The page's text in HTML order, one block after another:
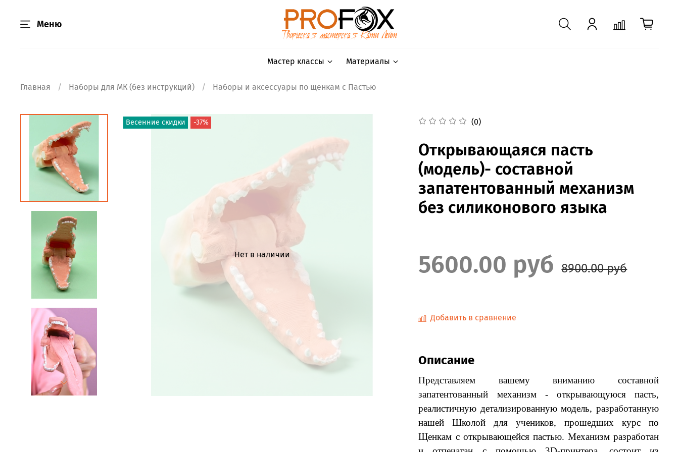
Меню
Мастер классы Материалы
Главная Наборы для МК (без инструкций) Наборы и аксессуары по щенкам с Пастью
Нет в наличии
Весенние скидки -37% (0)
Открывающаяся пасть
(модель)- составной
запатентованный механизм
без силиконового языка
5600.00 руб 8900.00 руб
Добавить в сравнение
Описание
Представляем вашему вниманию составной
запатентованный механизм - открывающуюся пасть,
реалистичную детализированную модель, разработанную
нашей Школой для учеников, прошедших курс по
Щенкам с открывающейся пастью. Механизм разработан